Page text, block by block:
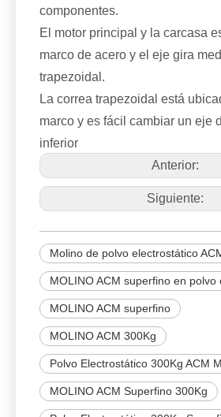
componentes.
El motor principal y la carcasa
marco de acero y el eje gira
trapezoidal.
La correa trapezoidal está
marco y es fácil cambiar un eje
inferior
Anterior:
Siguiente:
Molino de polvo electrostático
MOLINO ACM superfino en polvo
MOLINO ACM superfino
MOLINO ACM 300Kg
Polvo Electrostático 300Kg ACM
MOLINO ACM Superfino 300Kg